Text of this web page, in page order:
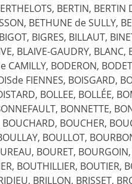
BERTIN, BERTIN
BETHUNE de SULLY,
BIGRES, BILLAUT,
BLAIVE-GAUDRY,
CAMILLY, BODERON,
FIENNES, BOISGARD,
BOLLEE, BOLLÉE,
BONNETTE,
BOUCHER,
BOULLOT,
BOURET,
BOUTHILLIER, BOUTIER,
BRILLON, BRISSET,